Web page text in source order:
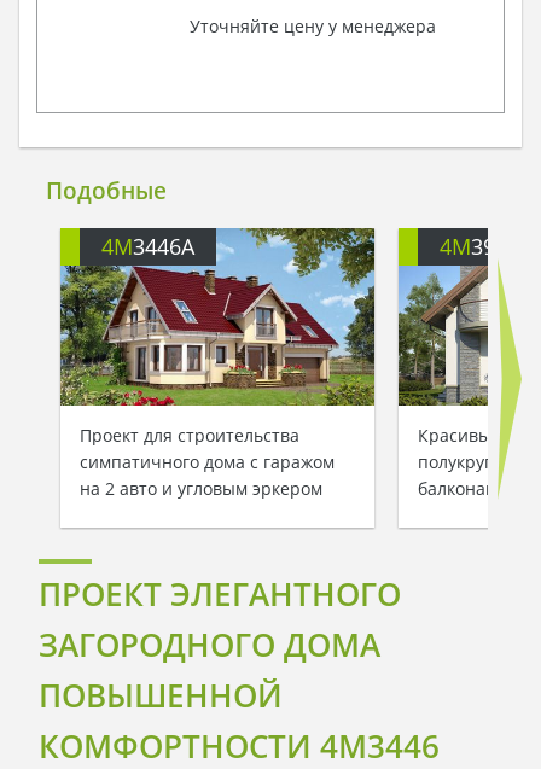
Уточняйте цену у менеджера
Подобные
4M3446A
Проект для строительства
симпатичного дома с гаражом
на 2 авто и угловым эркером
4M391
Красивый
балконами
ПРОЕКТ ЭЛЕГАНТНОГО
ЗАГОРОДНОГО ДОМА
ПОВЫШЕННОЙ
КОМФОРТНОСТИ 4M3446